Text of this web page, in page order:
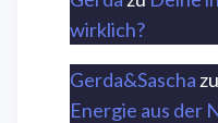
wirklich?
Gerda&Sascha zu
Energie aus der